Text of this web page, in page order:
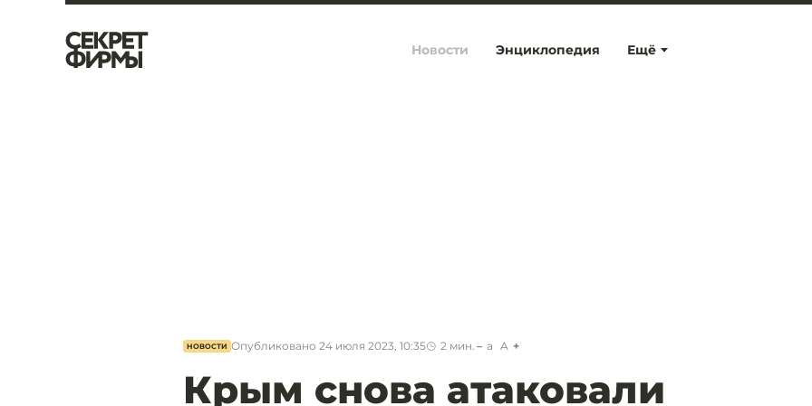
Ещё
Новости Энциклопедия
НОВОСТИ Опубликовано 24 июля 2023, 10:35 2 мин. a A
Крым снова атаковали